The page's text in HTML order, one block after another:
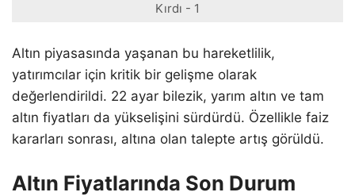
Kırdı - 1
Altın piyasasında yaşanan bu hareketlilik,
yatırımcılar için kritik bir gelişme olarak
değerlendirildi. 22 ayar bilezik, yarım altın ve tam
altın fiyatları da yükselişini sürdürdü. Özellikle faiz
kararları sonrası, altına olan talepte artış görüldü.
Altın Fiyatlarında Son Durum